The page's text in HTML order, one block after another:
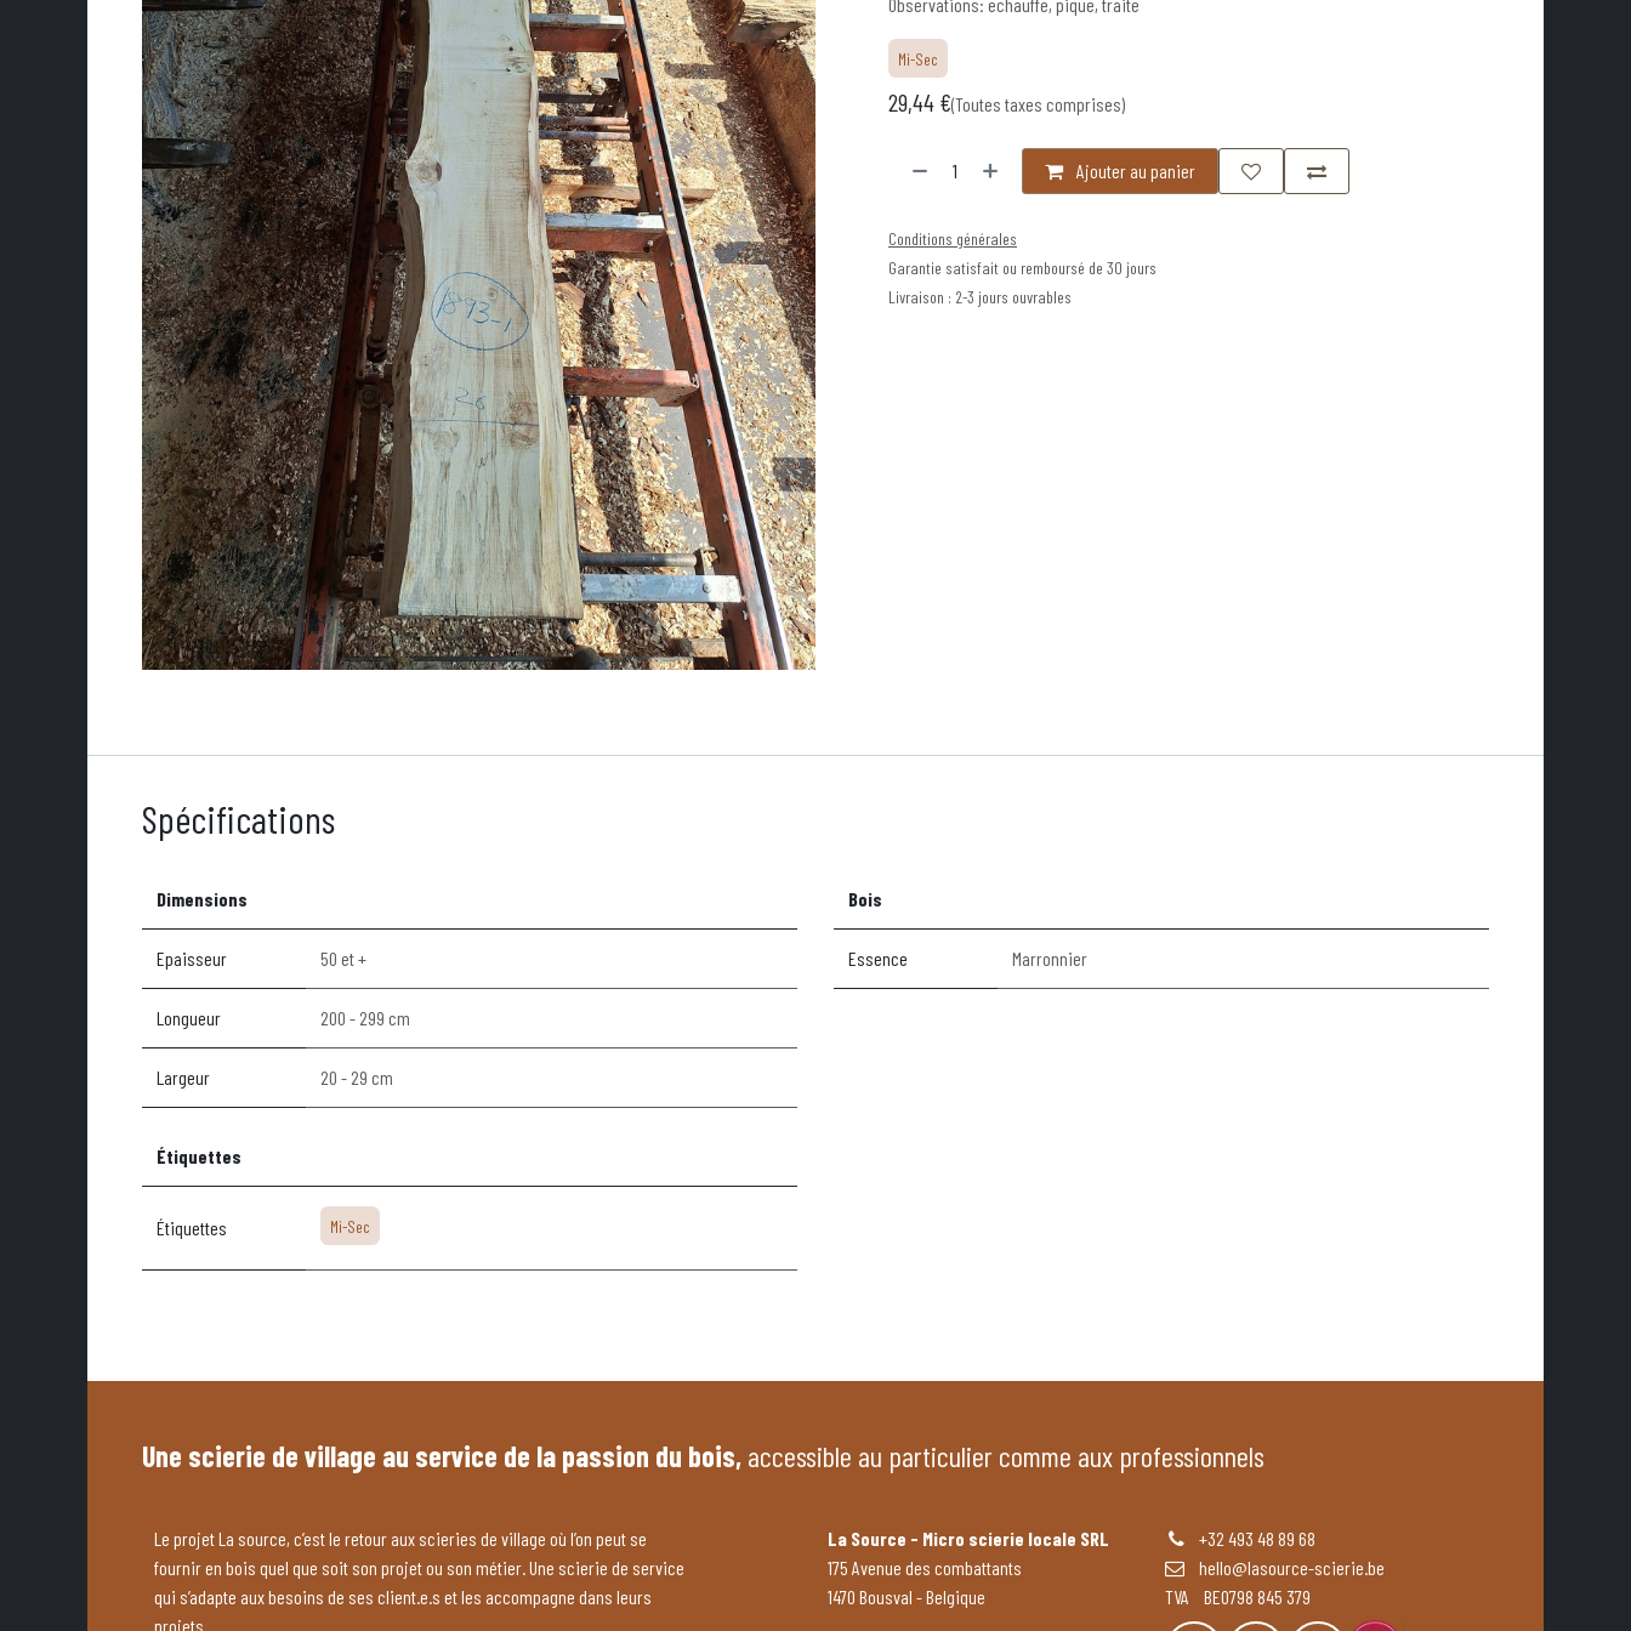
Mi-Sec
29,44 €(Toutes taxes comprises)
Ajouter au panier
Conditions générales
Garantie satisfait ou remboursé de 30 jours
Livraison : 2-3 jours ouvrables
Spécifications
Dimensions
Epaisseur 50 et +
Longueur 200 - 299 cm
Largeur 20 - 29 cm
Bois
Essence Marronnier
Étiquettes
Étiquettes Mi-Sec
Une scierie de village au service de la passion du bois, accessible au particulier comme aux professionnels
Le projet La source, c’est le retour aux scieries de village où l’on peut se
fournir en bois quel que soit son projet ou son métier. Une scierie de service
qui s’adapte aux besoins de ses client.e.s et les accompagne dans leurs
projets.
La Source - Micro scierie locale SRL
175 Avenue des combattants
1470 Bousval - Belgique
+32 493 48 89 68
hello@lasource-scierie.be
TVA BE0798 845 379